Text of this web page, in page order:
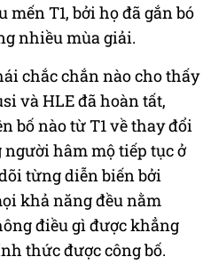
T1, bởi họ đã gắn bó
nhiều mùa giải.
chắc chắn nào cho thấy
và HLE đã hoàn tất,
bố nào từ T1 về thay đổi
hâm mộ tiếp tục ở
từng diễn biến bởi
khả năng đều nằm
điều gì được khẳng
thức được công bố.